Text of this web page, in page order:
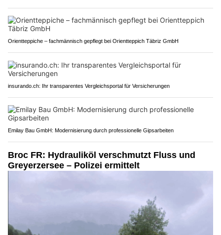
Orientteppiche – fachmännisch gepflegt bei Orientteppich Täbriz GmbH
insurando.ch: Ihr transparentes Vergleichsportal für Versicherungen
Emilay Bau GmbH: Modernisierung durch professionelle Gipsarbeiten
Broc FR: Hydrauliköl verschmutzt Fluss und
Greyerzersee – Polizei ermittelt